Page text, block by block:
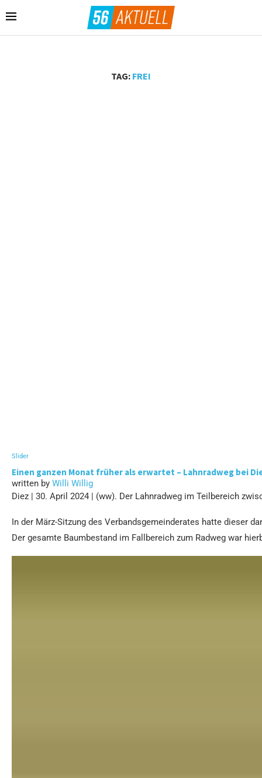
TAG: FREI
Slider
Einen ganzen Monat früher als erwartet – Lahnradweg bei
written by Willi Willig
Diez | 30. April 2024 | (ww). Der Lahnradweg im Teilbereich
In der März-Sitzung des Verbandsgemeinderates hatte dieser
Der gesamte Baumbestand im Fallbereich zum Radweg war